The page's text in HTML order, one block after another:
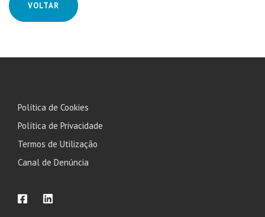
VOLTAR
Política de Cookies
Política de Privacidade
Termos de Utilização
Canal de Denúncia